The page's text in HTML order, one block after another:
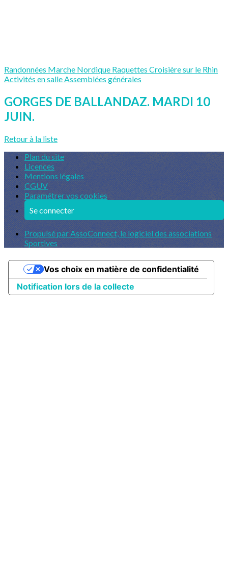
Randonnées Marche Nordique Raquettes Croisière sur le Rhin
Activités en salleAssemblées générales
GORGES DE BALLANDAZ. MARDI 10
JUIN.
Retour à la liste
Plan du site
Licences
Mentions légales
CGUV
Paramétrer vos cookies
Se connecter
Propulsé par AssoConnect, le logiciel des associations
Sportives
Notification lors de la collecte
Vos choix en matière de confidentialité